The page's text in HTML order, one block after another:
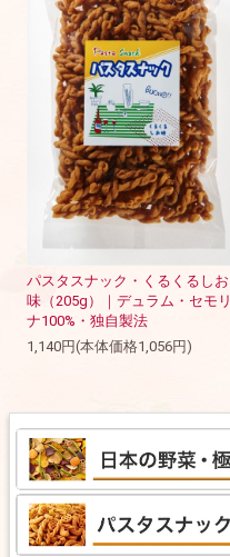
パスタスナック・くるくるしお
味（205g）｜デュラム・セモリ
ナ100%・独自製法
1,140円(本体価格1,056円)